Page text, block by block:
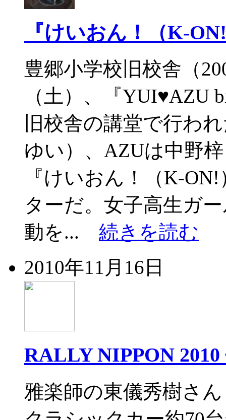
『けいおん！（K-
豊郷小学校旧校舎（
（土）、『YUI♥AZU
旧校舎の講堂で行わ
ゆい）、AZUは中野
『けいおん！（K-
ターだ。女子高生ガ
動を... 続きを読む
2010年11月16日
RALLY NIPPON
雅楽師の東儀秀樹さ